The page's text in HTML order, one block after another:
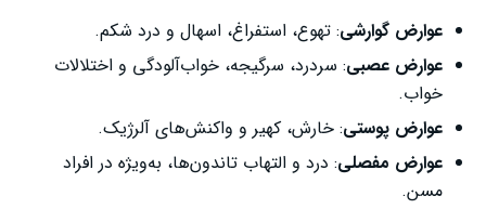
عوارض گوارشی: تهوع، استفراغ، اسهال و درد شکم.
عوارض عصبی: سردرد، سرگیجه، خواب‌آلودگی و اختلالات
خواب.
عوارض پوستی: خارش، کهیر و واکنش‌های آلرژیک.
عوارض مفصلی: درد و التهاب تاندون‌ها، به‌ویژه در افراد
مسن.